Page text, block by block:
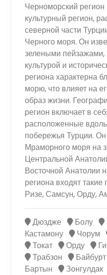
Черноморский
культурный регион,
северной части
Черного моря. Он
зелеными пейзажами,
культурой и
региона характерна
морю, что влияет на
образ жизни.
регион включает в
расположенные
побережья Турции.
Мраморного моря на
Центральной
Восточной Анатолии
региона входят
Ризе, Самсун, Орду,
Дюздже Болу
Кастамону
Чорум
Токат
Орду
Трабзон
Байбурт
Бартын
Зонгулдак